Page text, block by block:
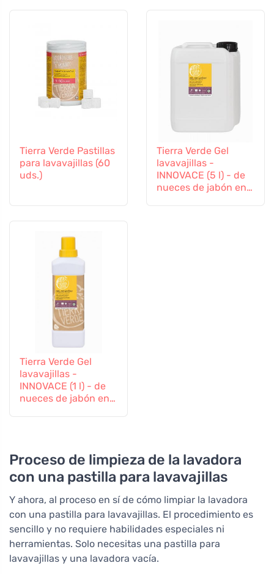
Tierra Verde Pastillas
para lavavajillas (60
uds.)
Tierra Verde Gel
lavavajillas -
INNOVACE (5 l) - de
nueces de jabón en
Tierra Verde Gel
lavavajillas -
INNOVACE (1 l) - de
nueces de jabón en
Proceso de limpieza de la lavadora
con una pastilla para lavavajillas
Y ahora, al proceso en sí de cómo limpiar la lavadora
con una pastilla para lavavajillas. El procedimiento es
sencillo y no requiere habilidades especiales ni
herramientas. Solo necesitas una pastilla para
lavavajillas y una lavadora vacía.